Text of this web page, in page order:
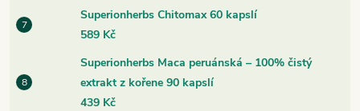
Superionherbs Chitomax 60 kapslí
589 Kč
Superionherbs Maca peruánská – 100% čistý
extrakt z kořene 90 kapslí
439 Kč